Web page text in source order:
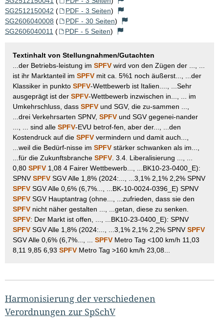
SG2512150042 ( PDF - 3 Seiten)
SG2606040008 ( PDF - 30 Seiten)
SG2606040011 ( PDF - 5 Seiten)
Textinhalt von Stellungnahmen/Gutachten
...der Betriebs-leistung im SPFV wird von den Zügen der ..., ...
ist ihr Marktanteil im SPFV mit ca. 5%1 noch äußerst..., ...der
Klassiker in punkto SPFV-Wettbewerb ist Italien...., ...Sehr
ausgeprägt ist der SPFV-Wettbewerb inzwischen in..., ... im
Umkehrschluss, dass SPFV und SGV, die zu-sammen ...,
...drei Verkehrsarten SPNV, SPFV und SGV gegenei-nander
..., ... sind alle SPFV-EVU betrof-fen, aber der..., ...den
Kostendruck auf die SPFV vermindern und damit auch...,
...weil die Bedürf-nisse im SPFV stärker schwanken als im...,
...für die Zukunftsbranche SPFV . 3.4. Liberalisierung ..., ...
0,80 SPFV 1,08 4 Fairer Wettbewerb..., ...BK10-23-0400_E):
SPNVSPFV SGV Alle 1,8% (2024:..., ...3,1% 2,1% 2,2% SPNV
SPFV SGV Alle 0,6% (6,7%..., ...BK-10-0024-0396_E) SPNV
SPFV SGV Hauptantrag (ohne..., ...zufrieden, dass sie den
SPFV nicht näher gestalten ..., ...getan, diese zu senken.
SPFV: Der Markt ist offen, ..., ...BK10-23-0400_E): SPNV
SPFV SGV Alle 1,8% (2024:..., ...3,1% 2,1% 2,2% SPNVSPFV
SGV Alle 0,6% (6,7%..., ... SPFV Metro Tag <100 km/h 11,03
8,11 9,85 6,93 SPFV Metro Tag >160 km/h 23,08...
Harmonisierung der verschiedenen
Verordnungen zur SpSchV